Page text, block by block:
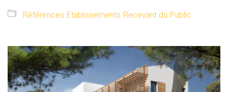
Références Etablissements Recevant du Public